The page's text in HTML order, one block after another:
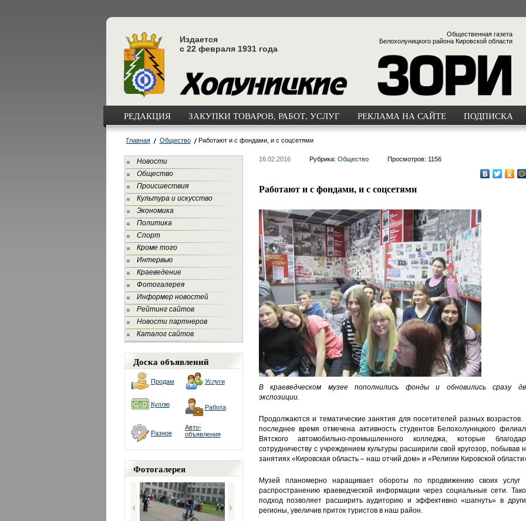
Издается
с 22 февраля 1931 года
Общественная газета
Белохолуницкого района Кировской области
РЕДАКЦИЯ ЗАКУПКИ ТОВАРОВ, РАБОТ, УСЛУГ РЕКЛАМА НА САЙТЕ ПОДПИСКА
Главная Общество Работают и с фондами, и с соцсетями
Новости
Общество
Происшествия
Культура и искусство
Экономика
Политика
Спорт
Кроме того
Интервью
Краеведение
Фотогалерея
Информер новостей
Рейтинг сайтов
Новости партнеров
Каталог сайтов
Доска объявлений
Продам Услуги
Куплю Работа
Разное
Авто-
объявления
Фотогалерея
16.02.2016 Рубрика: Общество Просмотров: 1156
Работают и с фондами, и с соцсетями
В краеведческом музее пополнились фонды и обновились сразу
экспозиции.
Продолжаются и тематические занятия для посетителей разных возрастов.
последнее время отмечена активность студентов Белохолуницкого
Вятского автомобильно-промышленного колледжа, которые
сотрудничеству с учреждением культуры расширили свой кругозор, побывав
занятиях «Кировская область – наш отчий дом» и «Религии Кировской
Музей планомерно наращивает обороты по продвижению своих услуг
распространению краеведческой информации через социальные сети.
подход позволяет расширить аудиторию и эффективно «шагнуть» в
регионы, увеличив приток туристов в наш район.